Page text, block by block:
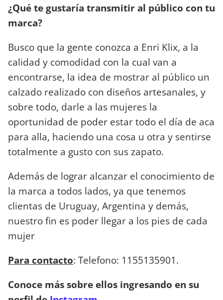
¿Qué te gustaría transmitir al público con tu
marca?
Busco que la gente conozca a Enri Klix, a la
calidad y comodidad con la cual van a
encontrarse, la idea de mostrar al público un
calzado realizado con diseños artesanales, y
sobre todo, darle a las mujeres la
oportunidad de poder estar todo el día de aca
para alla, haciendo una cosa u otra y sentirse
totalmente a gusto con sus zapato.
Además de lograr alcanzar el conocimiento de
la marca a todos lados, ya que tenemos
clientas de Uruguay, Argentina y demás,
nuestro fin es poder llegar a los pies de cada
mujer
Para contacto: Telefono: 1155135901.
Conoce más sobre ellos ingresando en su